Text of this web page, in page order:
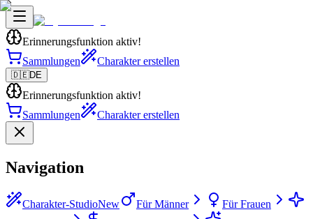
Erinnerungsfunktion aktiv!
Sammlungen
Charakter erstellen
🇩🇪DE
Erinnerungsfunktion aktiv!
Sammlungen
Charakter erstellen
Navigation
Charakter-StudioNew Für Männer
Für Frauen